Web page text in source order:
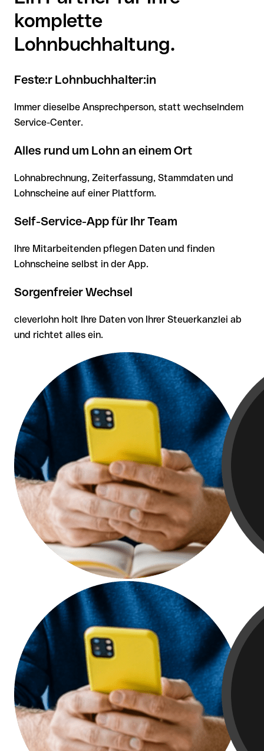
komplette
Lohnbuchhaltung.
Feste:r Lohnbuchhalter:in
Immer dieselbe Ansprechperson, statt wechselndem
Service-Center.
Alles rund um Lohn an einem Ort
Lohnabrechnung, Zeiterfassung, Stammdaten und
Lohnscheine auf einer Plattform.
Self-Service-App für Ihr Team
Ihre Mitarbeitenden pflegen Daten und finden
Lohnscheine selbst in der App.
Sorgenfreier Wechsel
cleverlohn holt Ihre Daten von Ihrer Steuerkanzlei ab
und richtet alles ein.